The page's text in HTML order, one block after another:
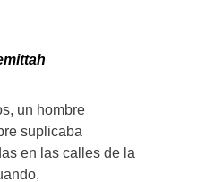
un hombre
suplicaba
en las calles de la